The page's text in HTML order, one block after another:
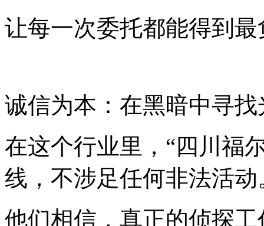
让每一次委托都能得到
诚信为本：在黑暗中寻找
在这个行业里，“四川福
线，不涉足任何非法活动
他们相信，真正的侦探